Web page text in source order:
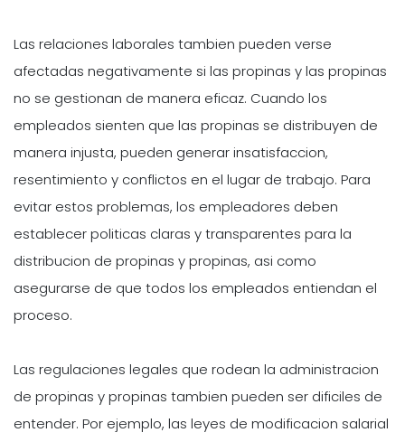
Las relaciones laborales tambien pueden verse
afectadas negativamente si las propinas y las propinas
no se gestionan de manera eficaz. Cuando los
empleados sienten que las propinas se distribuyen de
manera injusta, pueden generar insatisfaccion,
resentimiento y conflictos en el lugar de trabajo. Para
evitar estos problemas, los empleadores deben
establecer politicas claras y transparentes para la
distribucion de propinas y propinas, asi como
asegurarse de que todos los empleados entiendan el
proceso.
Las regulaciones legales que rodean la administracion
de propinas y propinas tambien pueden ser dificiles de
entender. Por ejemplo, las leyes de modificacion salarial